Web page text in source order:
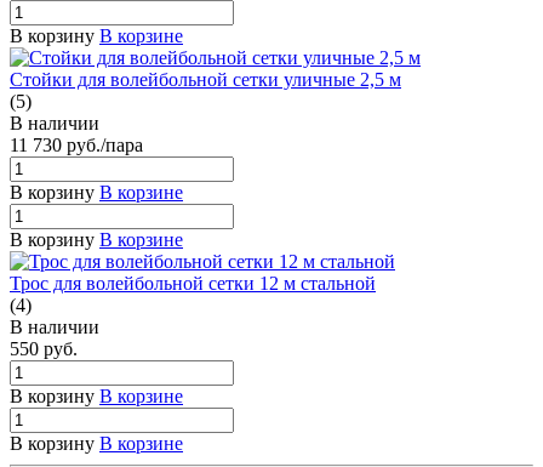
В корзину В корзине
Стойки для волейбольной сетки уличные 2,5 м
(5)
В наличии
11 730 руб./пара
В корзину В корзине
В корзину В корзине
Трос для волейбольной сетки 12 м стальной
(4)
В наличии
550 руб.
В корзину В корзине
В корзину В корзине